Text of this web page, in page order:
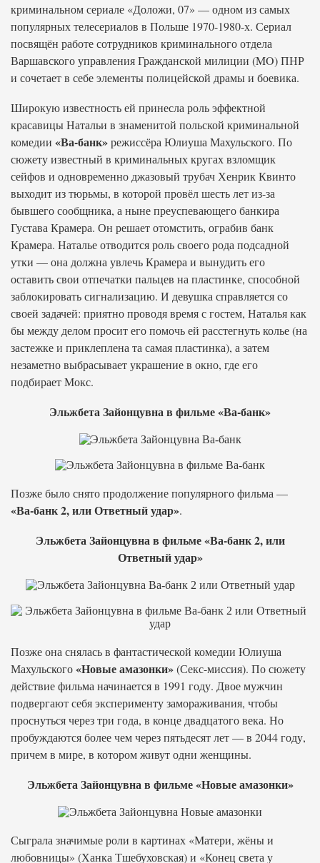
криминальном сериале «Доложи, 07» — одном из самых
популярных телесериалов в Польше 1970-1980-х. Сериал
посвящён работе сотрудников криминального отдела
Варшавского управления Гражданской милиции (MO) ПНР
и сочетает в себе элементы полицейской драмы и боевика.
Широкую известность ей принесла роль эффектной
красавицы Натальи в знаменитой польской криминальной
комедии «Ва-банк»режиссёра Юлиуша Махульского. По
сюжету известный в криминальных кругах взломщик
сейфов и одновременно джазовый трубач Хенрик Квинто
выходит из тюрьмы, в которой провёл шесть лет из-за
бывшего сообщника, а ныне преуспевающего банкира
Густава Крамера. Он решает отомстить, ограбив банк
Крамера. Наталье отводится роль своего рода подсадной
утки — она должна увлечь Крамера и вынудить его
оставить свои отпечатки пальцев на пластинке, способной
заблокировать сигнализацию. И девушка справляется со
своей задачей: приятно проводя время с гостем, Наталья как
бы между делом просит его помочь ей расстегнуть колье (на
застежке и приклеплена та самая пластинка), а затем
незаметно выбрасывает украшение в окно, где его
подбирает Мокс.
Эльжбета Зайонцувна в фильме «Ва-банк»
Позже было снято продолжение популярного фильма —
«Ва-банк 2, или Ответный удар».
Эльжбета Зайонцувна в фильме «Ва-банк 2, или
Ответный удар»
Позже она снялась в фантастической комедии Юлиуша
Махульского«Новые амазонки»(Секс-миссия). По сюжету
действие фильма начинается в 1991 году. Двое мужчин
подвергают себя эксперименту замораживания, чтобы
проснуться через три года, в конце двадцатого века. Но
пробуждаются более чем через пятьдесят лет — в 2044 году,
причем в мире, в котором живут одни женщины.
Эльжбета Зайонцувна в фильме «Новые амазонки»
Сыграла значимые роли в картинах «Матери, жёны и
любовницы» (Ханка Тшебуховская) и «Конец света у